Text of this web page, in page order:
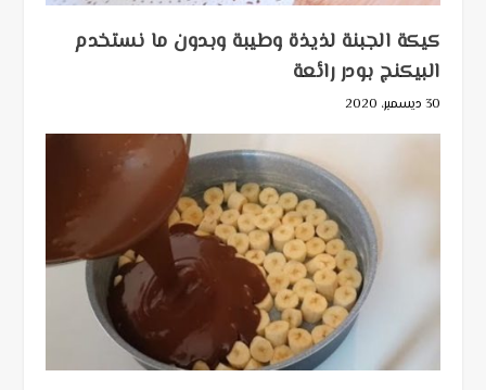
كيكة الجبنة لذيذة وطيبة وبدون ما نستخدم
البيكنج بودر رائعة
30 ديسمبر، 2020